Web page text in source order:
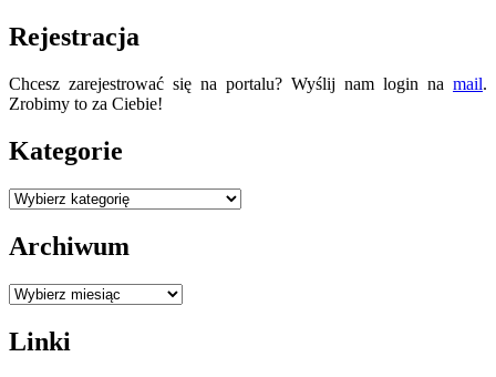
Rejestracja
Chcesz zarejestrować się na portalu? Wyślij nam login na mail.
Zrobimy to za Ciebie!
Kategorie
Kategorie
Archiwum
Archiwum
Linki